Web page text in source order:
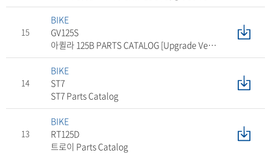
2026]
15
BIKE
GV125S
아퀼라 125B PARTS CATALOG [Upgrade Ver.
2026]
14
BIKE
ST7
ST7 Parts Catalog
13
BIKE
RT125D
트로이 Parts Catalog